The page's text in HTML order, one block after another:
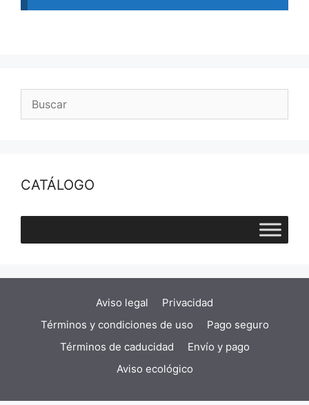
CATÁLOGO
Aviso legal
Privacidad
Términos y condiciones de uso
Pago seguro
Términos de caducidad
Envío y pago
Aviso ecológico